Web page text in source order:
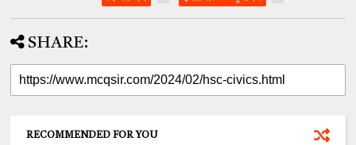
SHARE:
RECOMMENDED FOR YOU